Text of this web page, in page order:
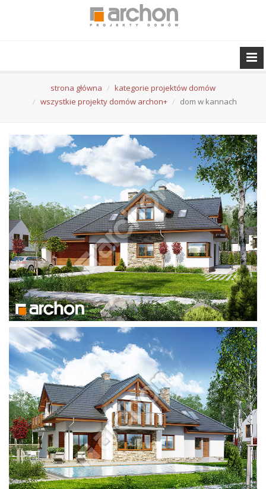
strona główna
kategorie projektów domów
wszystkie projekty domów archon+
dom w kannach